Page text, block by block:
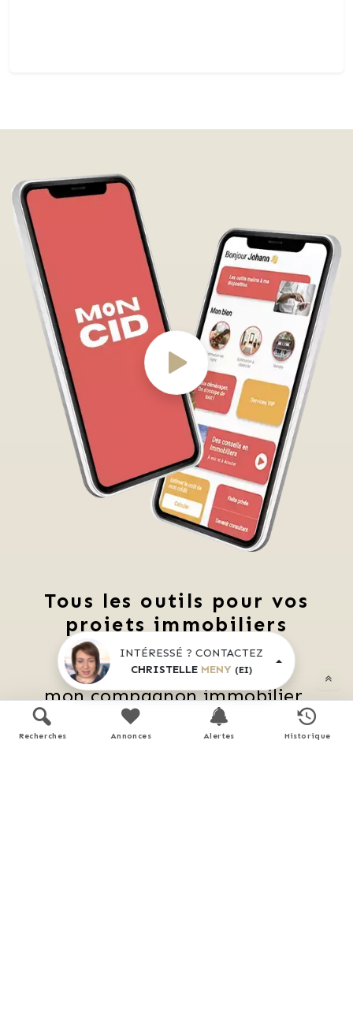
Tous les outils pour vos
projets immobiliers
Découvrez Mon CID
mon compagnon immobilier
INTÉRESSÉ ? CONTACTEZ
CHRISTELLE MENY (EI)
Recherches Annonces Alertes Historique